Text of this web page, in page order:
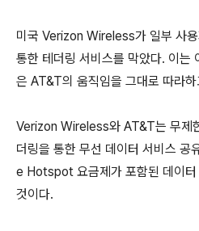
미국 Verizon Wireless가 일부 사
통한 테더링 서비스를 막았다. 이는
은 AT&T의 움직임을 그대로 따라
Verizon Wireless와 AT&T는 무제
더링을 통한 무선 데이터 서비스
e Hotspot 요금제가 포함된 데이터
것이다.